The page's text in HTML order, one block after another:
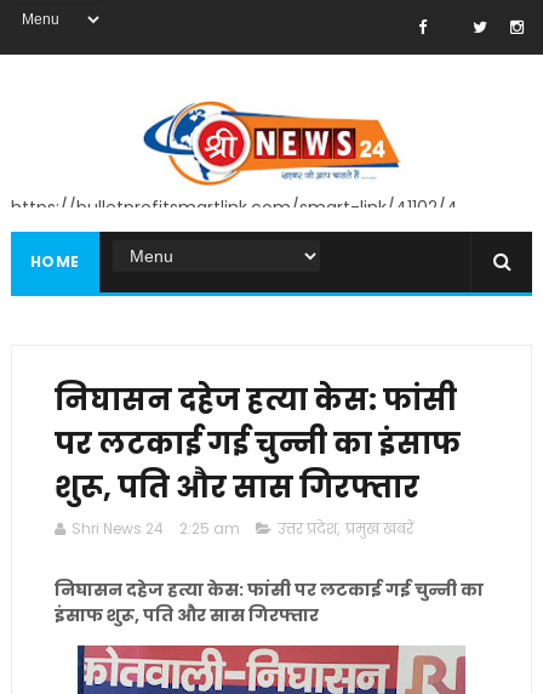
https://bulletprofitsmartlink.com/smart-link/41102/4
HOME
निघासन दहेज हत्या केस: फांसी
पर लटकाई गई चुन्नी का इंसाफ
शुरू, पति और सास गिरफ्तार
Shri News 24 2:25 am उत्तर प्रदेश, प्रमुख खबरें
निघासन दहेज हत्या केस: फांसी पर लटकाई गई चुन्नी का
इंसाफ शुरू, पति और सास गिरफ्तार